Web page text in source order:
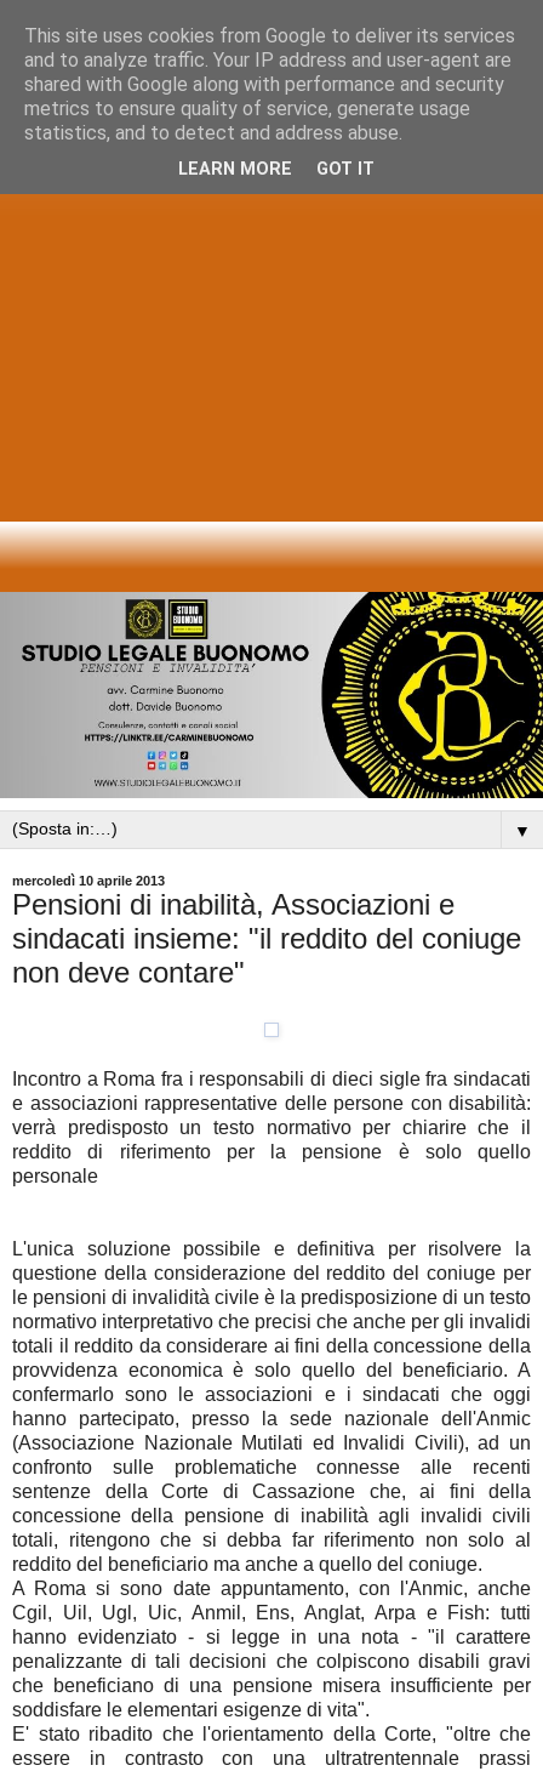
▼
mercoledì 10 aprile 2013
Pensioni di inabilità, Associazioni e
sindacati insieme: "il reddito del coniuge
non deve contare"
Incontro a Roma fra i responsabili di dieci sigle fra sindacati
e associazioni rappresentative delle persone con disabilità:
verrà predisposto un testo normativo per chiarire che il
reddito di riferimento per la pensione è solo quello
personale
L'unica soluzione possibile e definitiva per risolvere la
questione della considerazione del reddito del coniuge per
le pensioni di invalidità civile è la predisposizione di un testo
normativo interpretativo che precisi che anche per gli invalidi
totali il reddito da considerare ai fini della concessione della
provvidenza economica è solo quello del beneficiario. A
confermarlo sono le associazioni e i sindacati che oggi
hanno partecipato, presso la sede nazionale dell'Anmic
(Associazione Nazionale Mutilati ed Invalidi Civili), ad un
confronto sulle problematiche connesse alle recenti
sentenze della Corte di Cassazione che, ai fini della
concessione della pensione di inabilità agli invalidi civili
totali, ritengono che si debba far riferimento non solo al
reddito del beneficiario ma anche a quello del coniuge.
A Roma si sono date appuntamento, con l'Anmic, anche
Cgil, Uil, Ugl, Uic, Anmil, Ens, Anglat, Arpa e Fish: tutti
hanno evidenziato - si legge in una nota - "il carattere
penalizzante di tali decisioni che colpiscono disabili gravi
che beneficiano di una pensione misera insufficiente per
soddisfare le elementari esigenze di vita".
E' stato ribadito che l'orientamento della Corte, "oltre che
essere in contrasto con una ultratrentennale prassi
This site uses cookies from Google to deliver its services
and to analyze traffic. Your IP address and user-agent are
shared with Google along with performance and security
metrics to ensure quality of service, generate usage
statistics, and to detect and address abuse.
LEARN MORE GOT IT